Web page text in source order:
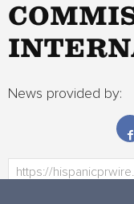
News provided by: